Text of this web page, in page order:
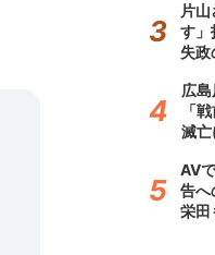
片
す
失政
広
「
滅亡
AV
告へ
栄田